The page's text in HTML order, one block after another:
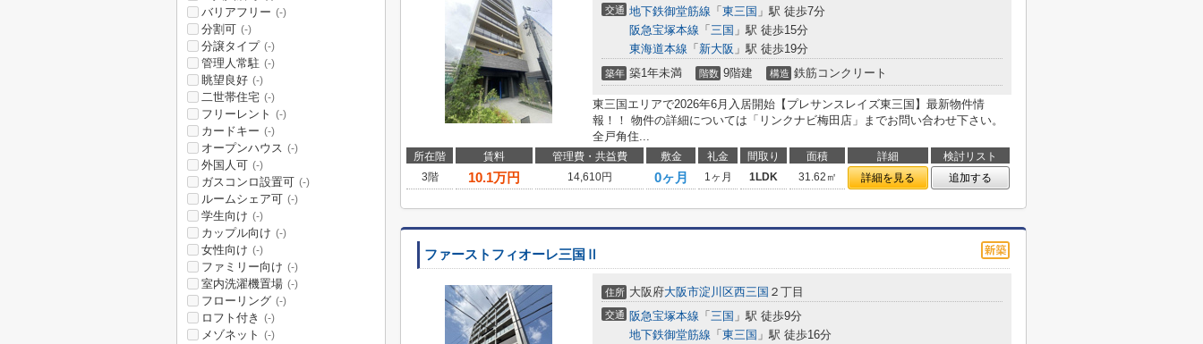
交通 地下鉄御堂筋線 「 東三国 」駅 徒歩7分
阪急宝塚本線 「 三国 」駅 徒歩15分
東海道本線 「 新大阪 」駅 徒歩19分
築年 築1年未満 階数 9階建 構造 鉄筋コンクリート
東三国エリアで2026年6月入居開始【プレサンスレイズ東三国】最新物件情
報！！ 物件の詳細については「リンクナビ梅田店」までお問い合わせ下さい。
全戸角住...
所在階 賃料 管理費・共益費 敷金 礼金 間取り 面積 詳細
検討リスト
3階
10.1万円 14,610円 0ヶ月 1ヶ月 1LDK 31.62㎡ 詳細を見る 追加する
ファーストフィオーレ三国Ⅱ
住所 大阪府大阪市淀川区西三国 ２丁目
交通 阪急宝塚本線 「 三国 」駅 徒歩9分
地下鉄御堂筋線 「 東三国 」駅 徒歩16分
バリアフリー (-)
分割可 (-)
分譲タイプ (-)
管理人常駐 (-)
眺望良好 (-)
二世帯住宅 (-)
フリーレント (-)
カードキー (-)
オープンハウス (-)
外国人可 (-)
ガスコンロ設置可 (-)
ルームシェア可 (-)
学生向け (-)
カップル向け (-)
女性向け (-)
ファミリー向け (-)
室内洗濯機置場 (-)
フローリング (-)
ロフト付き (-)
メゾネット (-)